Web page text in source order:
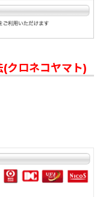
クロネコヤマト)